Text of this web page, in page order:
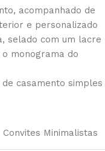
acompanhado de
e personalizado
selado com um lacre
monograma do
casamento simples
Convites Minimalistas